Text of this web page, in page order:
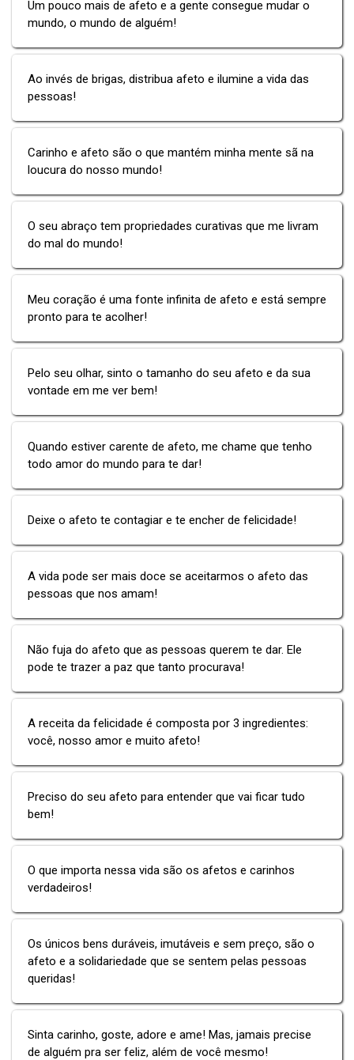
Um pouco mais de afeto e a gente consegue mudar o
mundo, o mundo de alguém!
Ao invés de brigas, distribua afeto e ilumine a vida das
pessoas!
Carinho e afeto são o que mantém minha mente sã na
loucura do nosso mundo!
O seu abraço tem propriedades curativas que me livram
do mal do mundo!
Meu coração é uma fonte infinita de afeto e está sempre
pronto para te acolher!
Pelo seu olhar, sinto o tamanho do seu afeto e da sua
vontade em me ver bem!
Quando estiver carente de afeto, me chame que tenho
todo amor do mundo para te dar!
Deixe o afeto te contagiar e te encher de felicidade!
A vida pode ser mais doce se aceitarmos o afeto das
pessoas que nos amam!
Não fuja do afeto que as pessoas querem te dar. Ele
pode te trazer a paz que tanto procurava!
A receita da felicidade é composta por 3 ingredientes:
você, nosso amor e muito afeto!
Preciso do seu afeto para entender que vai ficar tudo
bem!
O que importa nessa vida são os afetos e carinhos
verdadeiros!
Os únicos bens duráveis, imutáveis e sem preço, são o
afeto e a solidariedade que se sentem pelas pessoas
queridas!
Sinta carinho, goste, adore e ame! Mas, jamais precise
de alguém pra ser feliz, além de você mesmo!